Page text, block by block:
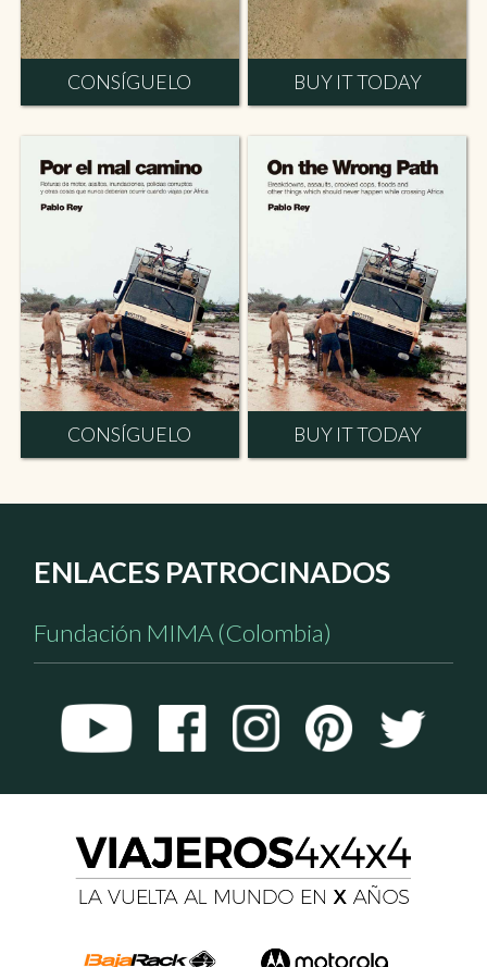
CONSÍGUELO BUY IT TODAY
CONSÍGUELO BUY IT TODAY
ENLACES PATROCINADOS
Fundación MIMA (Colombia)